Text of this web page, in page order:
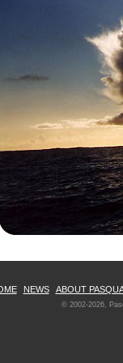
NEWS ABOUT
© 2002-2026,